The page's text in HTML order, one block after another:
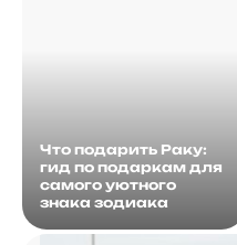
Что подарить Раку:
гид по подаркам для
самого уютного
знака зодиака